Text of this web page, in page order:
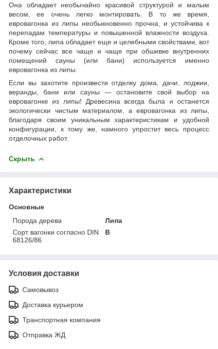
Она обладает необычайно красивой структурой и малым
весом, ее очень легко монтировать. В то же время,
евровагонка из липы необыкновенно прочна, и устойчива к
перепадам температуры и повышенной влажности воздуха.
Кроме того, липа обладает еще и целебными свойствами, вот
почему сейчас все чаще и чаще при обшивке внутренних
помещений сауны (или бани) используется именно
евровагонка из липы.
Если вы захотите произвести отделку дома, дачи, лоджии,
веранды, бани или сауны — остановите свой выбор на
евровагонке из липы! Древесина всегда была и останется
экологически чистым материалом, а евровагонка из липы,
благодаря своим уникальным характеристикам и удобной
конфигурации, к тому же, намного упростит весь процесс
отделочных работ.
Скрыть
Характеристики
Основные
Порода дерева
Липа
Сорт вагонки согласно DIN
68126/86
В
Условия доставки
Самовывоз
Доставка курьером
Транспортная компания
Отправка ЖД